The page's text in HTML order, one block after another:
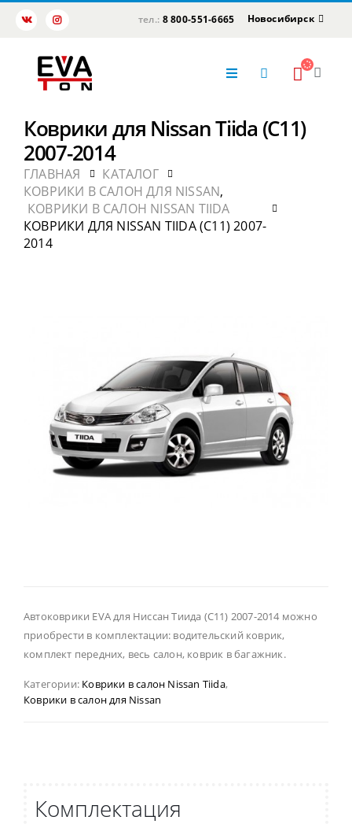
тел.: 8 800-551-6665 Новосибирск
Коврики для Nissan Tiida (C11)
2007-2014
ГЛАВНАЯ
КАТАЛОГ
КОВРИКИ В САЛОН ДЛЯ NISSAN,
КОВРИКИ В САЛОН NISSAN TIIDA
КОВРИКИ ДЛЯ NISSAN TIIDA (C11) 2007-
2014
Автоковрики EVA для Ниссан Тиида (С11) 2007-2014 можно
приобрести в комплектации: водительский коврик,
комплект передних, весь салон, коврик в багажник.
Категории: Коврики в салон Nissan Tiida,
Коврики в салон для Nissan
Комплектация